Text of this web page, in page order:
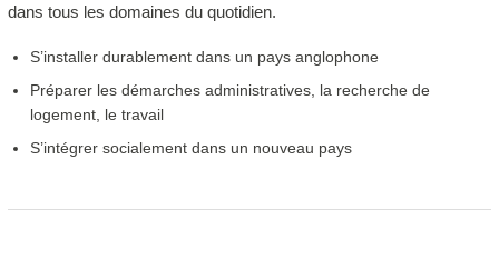
dans tous les domaines du quotidien.
S’installer durablement dans un pays anglophone
Préparer les démarches administratives, la recherche de
logement, le travail
S’intégrer socialement dans un nouveau pays